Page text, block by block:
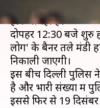
दिल्ली में आज फिर से
होने जा रही है।
दोपहर 12:30 बजे शुरु
लोग' के बैनर तले मंडी
निकाली जाएगी।
इस बीच दिल्ली पुलिस
है और भारी संख्या में
इससे फिर से 19